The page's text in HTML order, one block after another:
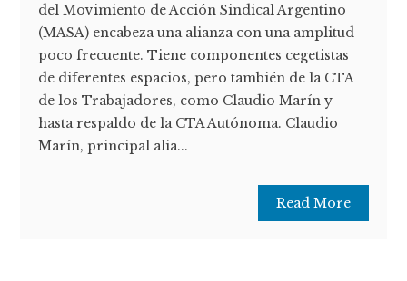
del Movimiento de Acción Sindical Argentino
(MASA) encabeza una alianza con una amplitud
poco frecuente. Tiene componentes cegetistas
de diferentes espacios, pero también de la CTA
de los Trabajadores, como Claudio Marín y
hasta respaldo de la CTA Autónoma. Claudio
Marín, principal alia...
Read More